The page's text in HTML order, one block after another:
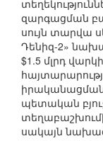
զարգացման
սույն տարվա
Դենիզ-2»
$1.5 մլրդ
իրականացման
պետական
սակայն